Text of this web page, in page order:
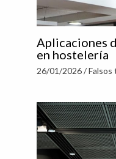
Aplicaciones
en hostelería
26/01/2026/Falsos